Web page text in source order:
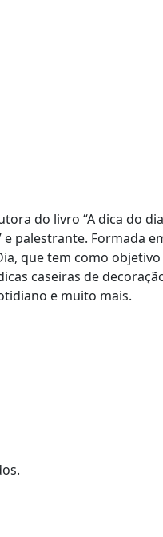
do livro “A dica do
palestrante. Formada
que tem como
caseiras de
e muito mais.